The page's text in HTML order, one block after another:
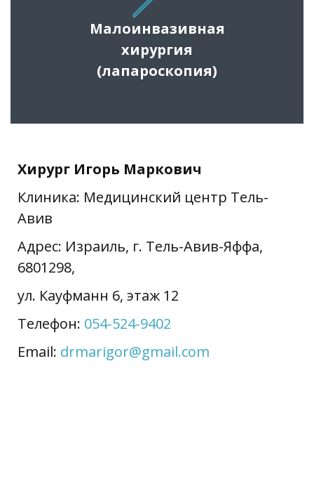
Малоинвазивная
хирургия
(лапароскопия)
Хирург Игорь Маркович
Клиника: Медицинский центр Тель-
Авив
Адрес: Израиль, г. Тель-Авив-Яффа,
6801298,
ул. Кауфманн 6, этаж 12
Телефон: 054-524-9402
Email: drmarigor@gmail.com